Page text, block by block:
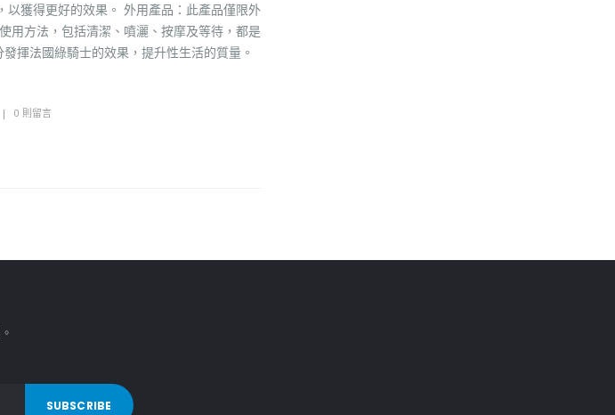
獲得更好的效果。 外用產品：此產品僅限外
用方法，包括清潔、噴灑、按摩及等待，都是
揮法國綠騎士的效果，提升性生活的質量。
0 則留言